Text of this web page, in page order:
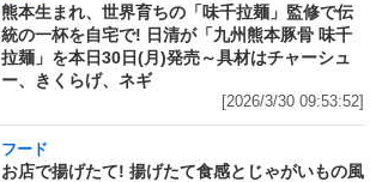
熊本生まれ、世界育ちの「味千拉麺」監修で伝
統の一杯を自宅で! 日清が「九州熊本豚骨 味千
拉麺」を本日30日(月)発売～具材はチャーシュ
ー、きくらげ、ネギ
[2026/3/30 09:53:52]
フード
お店で揚げたて! 揚げたて食感とじゃがいもの風